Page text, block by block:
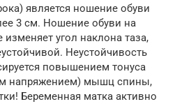
является ношение обуви
3 см. Ношение обуви на
угол наклона таза,
Неустойчивость
повышением тонуса
напряжением) мышц спины,
Беременная матка активно